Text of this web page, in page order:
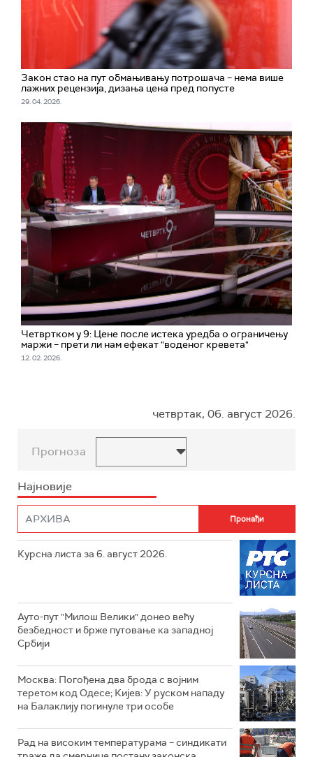
Закон стао на пут обмањивању потрошача – нема више
лажних рецензија, дизања цена пред попусте
29. 04. 2026.
Четвртком у 9: Цене после истека уредба о ограничењу
маржи – прети ли нам ефекат "воденог кревета"
12. 02. 2026.
четвртак, 06. август 2026.
Прогноза
Најновије
Курсна листа за 6. август 2026.
Ауто-пут "Милош Велики" донео већу
безбедност и брже путовање ка западној
Србији
Москва: Погођена два брода с војним
теретом код Одесе; Кијев: У руском нападу
на Балаклију погинуле три особе
Рад на високим температурама – синдикати